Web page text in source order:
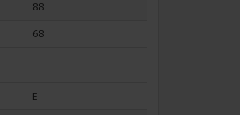
88
68
E